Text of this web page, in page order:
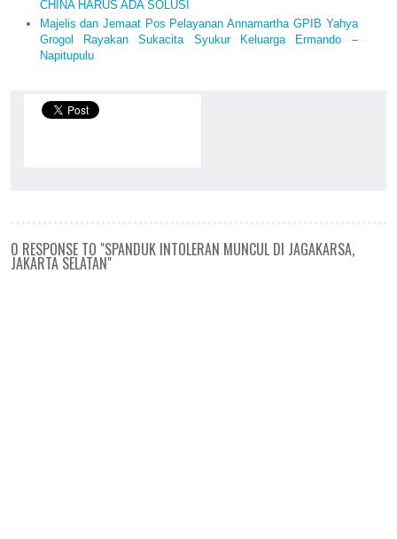
CHINA HARUS ADA SOLUSI
Majelis dan Jemaat Pos Pelayanan Annamartha GPIB Yahya
Grogol Rayakan Sukacita Syukur Keluarga Ermando –
Napitupulu
0 RESPONSE TO "SPANDUK INTOLERAN MUNCUL DI JAGAKARSA,
JAKARTA SELATAN"